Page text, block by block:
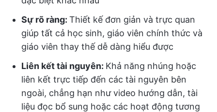
Sự rõ ràng: Thiết kế đơn giản và trực quan
giúp tất cả học sinh, giáo viên chính thức và
giáo viên thay thế dễ dàng hiểu được
Liên kết tài nguyên: Khả năng nhúng hoặc
liên kết trực tiếp đến các tài nguyên bên
ngoài, chẳng hạn như video hướng dẫn, tài
liệu đọc bổ sung hoặc các hoạt động tương